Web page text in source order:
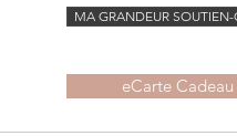
eCarte Cadeau
MA GRANDEUR SOUTIEN-